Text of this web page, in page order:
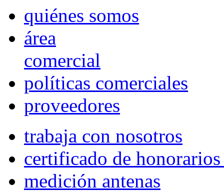
quiénes somos
área
comercial
políticas comerciales
proveedores
trabaja con nosotros
certificado de
medición antenas